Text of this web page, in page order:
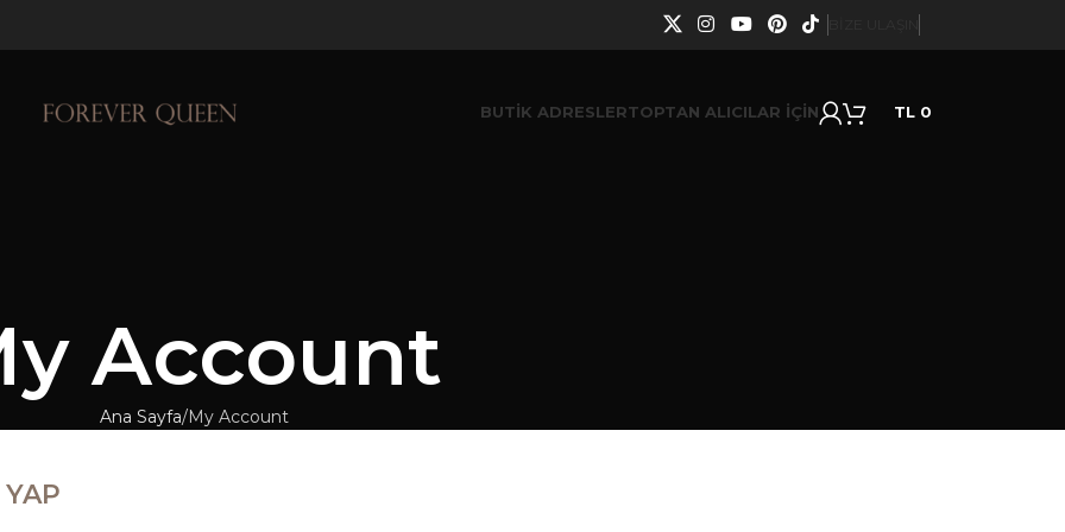
BUTİK ADRESLERTOPTAN ALICILAR İÇİN TL 0
Account
Ana Sayfa My Account
YAP